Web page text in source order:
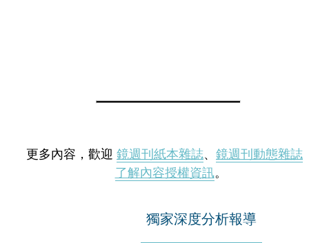
更多內容，歡迎 鏡週刊紙本雜誌、 鏡週刊動態雜誌
了解內容授權資訊。
獨家深度分析報導